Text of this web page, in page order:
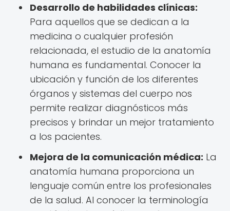
Desarrollo de habilidades clínicas:
Para aquellos que se dedican a la
medicina o cualquier profesión
relacionada, el estudio de la anatomía
humana es fundamental. Conocer la
ubicación y función de los diferentes
órganos y sistemas del cuerpo nos
permite realizar diagnósticos más
precisos y brindar un mejor tratamiento
a los pacientes.
Mejora de la comunicación médica: La
anatomía humana proporciona un
lenguaje común entre los profesionales
de la salud. Al conocer la terminología